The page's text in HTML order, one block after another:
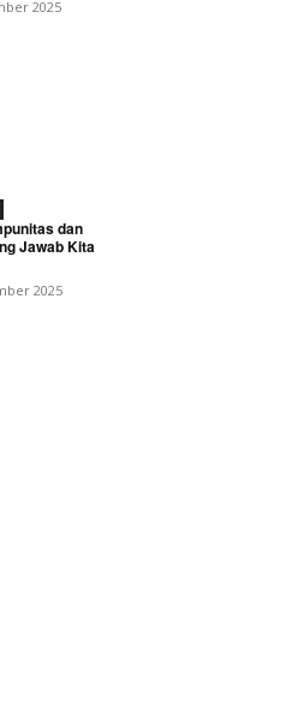
2025
dan
Jawab Kita
2025